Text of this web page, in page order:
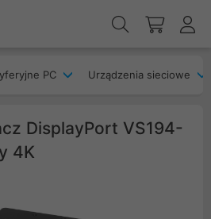
PC Urządzenia sieciowe
DisplayPort VS194-
4K